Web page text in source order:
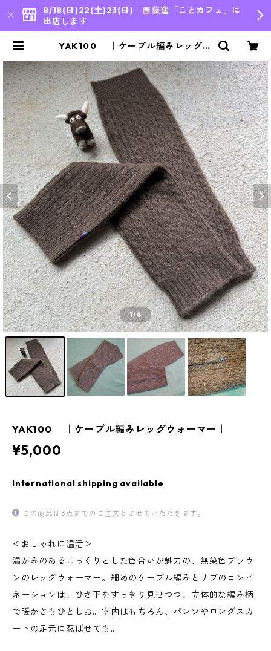
8/18(日)22(土)23(日) 西荻窪「ことカフェ」に
出店します
YAK100 ｜ケーブル編みレッグウ
1/4
YAK100 ｜ケーブル編みレッグウォーマー｜
¥5,000
International shipping available
この商品は3点までのご注文とさせていただきます。
＜おしゃれに温活＞
温かみのあるこっくりとした色合いが魅力の、無染色ブラウ
ンのレッグウォーマー。細めのケーブル編みとリブのコンビ
ネーションは、ひざ下をすっきり見せつつ、立体的な編み柄
で暖かさもひとしお。室内はもちろん、パンツやロングスカ
ートの足元に忍ばせても。